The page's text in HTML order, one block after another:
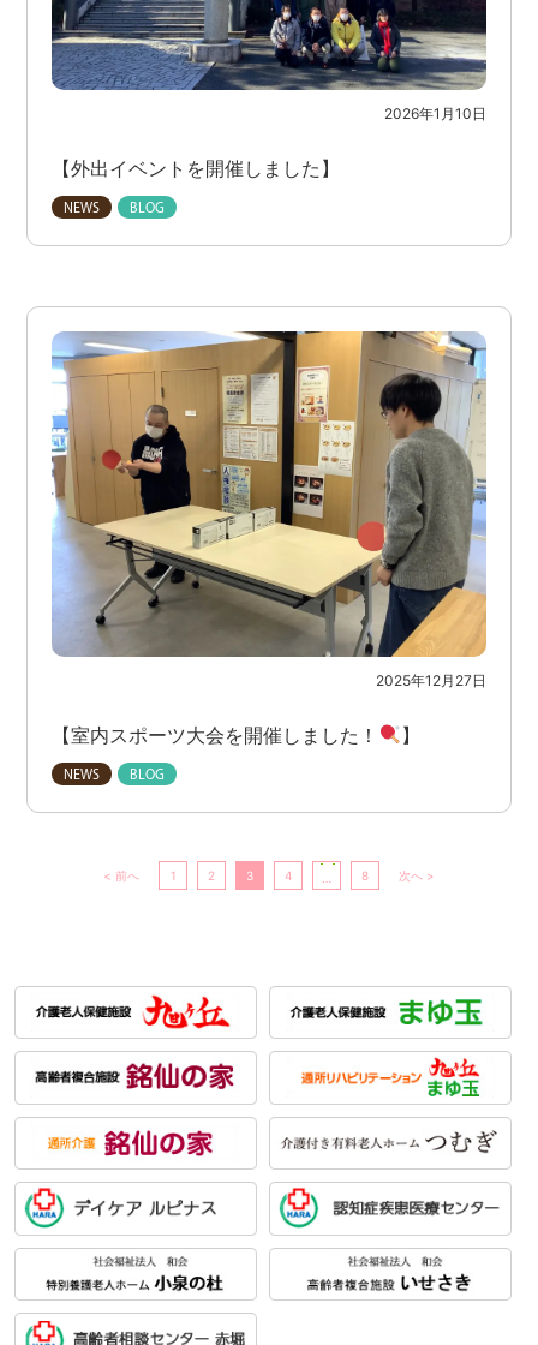
2026年1月10日
【外出イベントを開催しました】
2025年12月27日
【室内スポーツ大会を開催しました！ 】
< 前へ 1 2 3 4 8 次へ >